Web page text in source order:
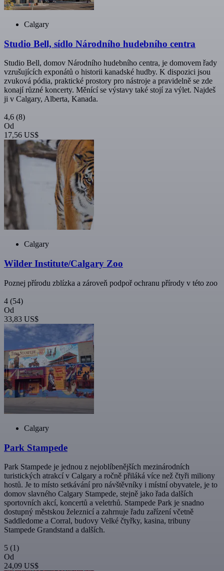
Calgary
Studio Bell, sídlo Národního hudebního centra
Studio Bell, domov Národního hudebního centra, je domovem řady
vzrušujících exponátů o historii kanadské hudby. K dispozici jsou
zvuková pódia, praktické prostory pro nástroje a pravidelně se zde
konají různé koncerty. Měnící se výstavy také stojí za výlet. Najdeš
ji v Calgary, Alberta, Kanada.
4,6 (8)
Od
17,56 US$
Calgary
Wilder Institute/Calgary Zoo
Poznej přírodu zblízka a zároveň podpoř ochranu přírody v této zoo
4 (54)
Od
33,83 US$
Calgary
Park Stampede
Park Stampede je jednou z nejoblíbenějších mezinárodních
turistických atrakcí v Calgary a ročně přiláká více než čtyři miliony
hostů. Je to místo setkávání pro návštěvníky i místní obyvatele, je to
domov slavného Calgary Stampede, stejně jako řada dalších
sportovních akcí, koncertů a veletrhů. Stampede Park je snadno
dostupný městskou železnicí a zahrnuje řadu zařízení včetně
Saddledome a Corral, budovy Velké čtyřky, kasina, tribuny
Stampede Grandstand a dalších.
5 (1)
Od
24,09 US$